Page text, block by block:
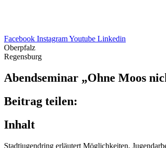
Facebook InstagramYoutube Linkedin
Oberpfalz
Regensburg
Abend­se­mi­nar „Ohne Moos
Beitrag teilen:
Inhalt
Stadt­ju­gend­ring erläu­tert Möglich­kei­ten,